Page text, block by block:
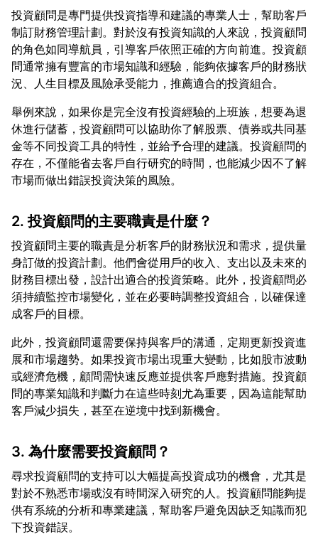
投資顧問是專門提供投資指導和建議的專業人士，幫助客戶
制訂財務管理計劃。對於沒有投資知識的人來說，投資顧問
的角色如同導航員，引導客戶依照正確的方向前進。投資顧
問通常擁有豐富的市場知識和經驗，能夠依據客戶的財務狀
舉例來說，如果你是完全沒有投資經驗的上班族，想要為退
休進行儲蓄，投資顧問可以協助你了解股票、債券或共同基
金等不同投資工具的特性，並給予合理的建議。投資顧問的
存在，不僅能省去客戶自行研究的時間，也能減少因不了解
2. 投資顧問的主要職責是什麼？
投資顧問主要的職責是分析客戶的財務狀況和需求，提供量
身訂做的投資計劃。他們會從用戶的收入、支出以及未來的
財務目標出發，設計出適合的投資策略。此外，投資顧問必
須持續監控市場變化，並在必要時調整投資組合，以確保達
此外，投資顧問還需要保持與客戶的溝通，定期更新投資進
展和市場趨勢。如果投資市場出現重大變動，比如股市波動
或經濟危機，顧問需快速反應並提供客戶應對措施。投資顧
問的專業知識和判斷力在這些時刻尤為重要，因為這能幫助
3. 為什麼需要投資顧問？
尋求投資顧問的支持可以大幅提高投資成功的機會，尤其是
對於不熟悉市場或沒有時間深入研究的人。投資顧問能夠提
供有系統的分析和專業建議，幫助客戶避免因缺乏知識而犯